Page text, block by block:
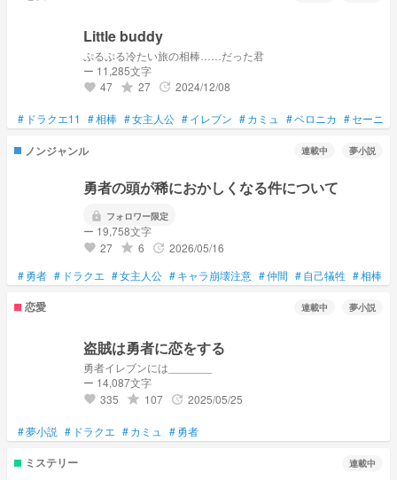
Little buddy
ぷるぷる冷たい旅の相棒……だった君
ー 11,285文字
favorite 47 grade 27 update 2024/12/08
# ドラクエ11 #相棒 #女主人公 #イレブン #カミュ #ベロニカ #セーニャ
ノンジャンル 連載中 夢小説
勇者の頭が稀におかしくなる件について
lock フォロワー限定
ー 19,758文字
favorite 27 grade 6 update 2026/05/16
#勇者 # ドラクエ #女主人公 #キャラ崩壊注意 #仲間 #自己犠牲 #相棒
恋愛 連載中 夢小説
盗賊は勇者に恋をする
勇者イレブンには_______
ー 14,087文字
favorite 335 grade 107 update 2025/05/25
#夢小説 # ドラクエ #カミュ #勇者
ミステリー 連載中